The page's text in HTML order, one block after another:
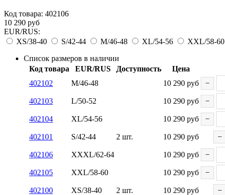
Код товара: 402106
10 290 руб
EUR/RUS:
XS/38-40
S/42-44 M/46-48 XL/54-56 XXL/58-60
Список размеров в наличии
Код товара
EUR/RUS Доступность Цена
402102
M/46-48 10 290 руб −
402103 L/50-52 10 290 руб −
402104 XL/54-56 10 290 руб −
402101 S/42-44 2 шт. 10 290 руб −
402106 XXXL/62-64 10 290 руб −
402105 XXL/58-60 10 290 руб −
402100 XS/38-40 2 шт. 10 290 руб −